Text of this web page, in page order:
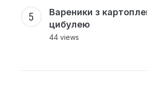
Вареники з
цибулею
44 views